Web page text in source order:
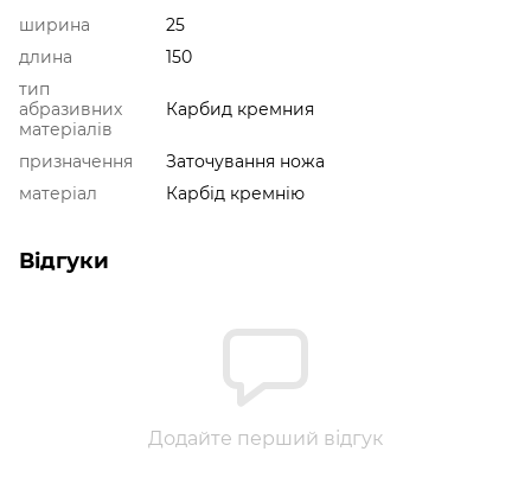
ширина
25
длина
150
тип
абразивних
матеріалів
Карбид кремния
призначення
Заточування ножа
матеріал
Карбід кремнію
Відгуки
Додайте перший відгук